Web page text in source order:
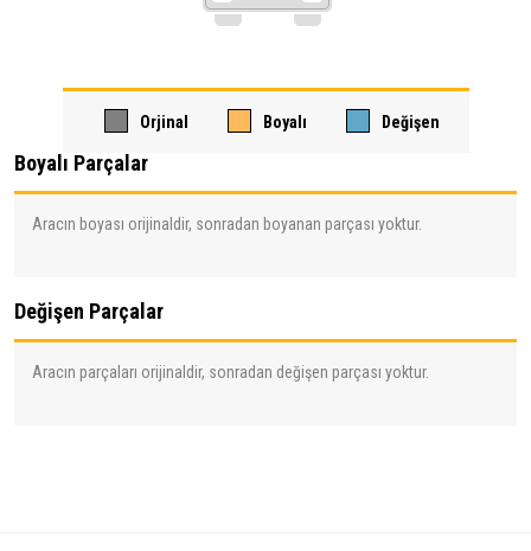
Orjinal Boyalı Değişen
Boyalı Parçalar
Aracın boyası orijinaldir, sonradan boyanan parçası yoktur.
Değişen Parçalar
Aracın parçaları orijinaldir, sonradan değişen parçası yoktur.